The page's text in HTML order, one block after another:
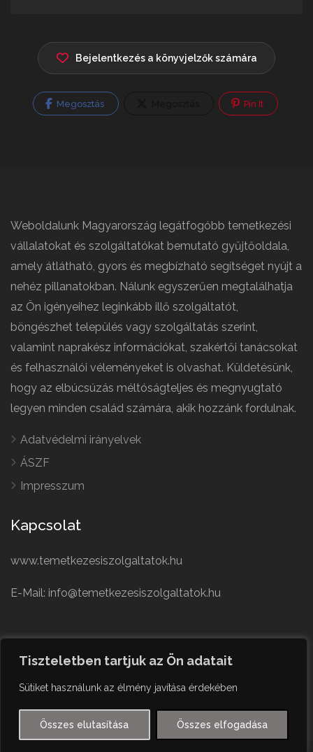
Tiszteletben tartjuk az Ön adatait
Sütiket használunk az élmény javítása érdekében
Összes elutasítása Összes elfogadása
Bejelentkezés a könyvjelzők számára
Megosztás Pin It
Weboldalunk Magyarország legátfogóbb temetkezési
vállalatokat és szolgáltatókat bemutató gyűjtőoldala,
amely átlátható, gyors és megbízható segítséget nyújt a
nehéz pillanatokban. Nálunk egyszerűen megtalálhatja
az Ön igényeihez leginkább illő szolgáltatót,
böngészhet település vagy szolgáltatás szerint,
valamint naprakész információkat, szakértői tanácsokat
és felhasználói véleményeket is olvashat. Küldetésünk,
hogy az elbúcsúzás méltóságteljes és megnyugtató
legyen minden család számára, akik hozzánk fordulnak.
Adatvédelmi irányelvek
ÁSZF
Impresszum
Kapcsolat
www.temetkezesiszolgaltatok.hu
E-Mail: info@temetkezesiszolgaltatok.hu
English
Czech
German